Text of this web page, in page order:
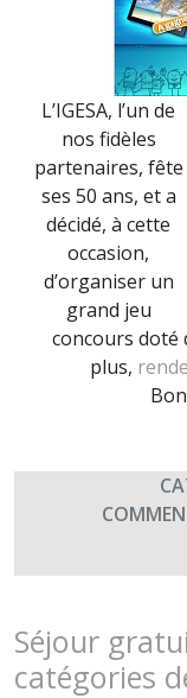
L’IGESA, l’un de
nos fidèles
partenaires, fête
ses 50 ans, et a
décidé, à cette
occasion,
d’organiser un
grand jeu
concours doté
plus,
Séjour
catégories